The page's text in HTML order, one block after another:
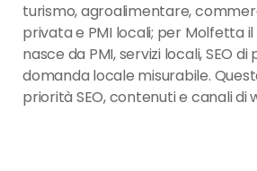
turismo, agroalimentare,
privata e PMI locali; per Molfetta
nasce da PMI, servizi locali, SEO
domanda locale misurabile.
priorità SEO, contenuti e canali di